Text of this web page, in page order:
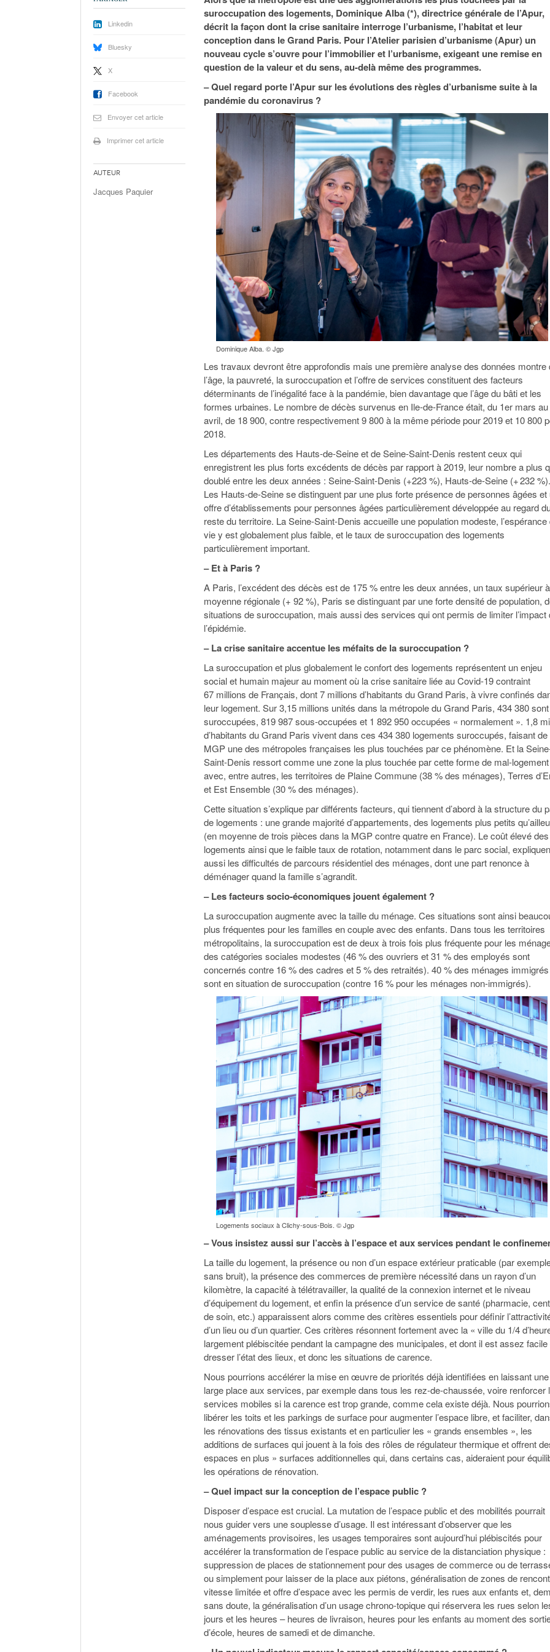
À Paris, les cadres de la tech et de la finance
redessinent le marché de la location de luxe
16 juillet 2026
Saint-Agne immobilier inaugure une nouvelle
résidence à Torcy- 15 juillet 2026
Plus d'articles
janvier 2026
Municipales 2026 : la CCI livre 23
relancer l’économie parisienne - 20
Municipales 2026 : la CCI de
Cahier d’expert à destination des
janvier 2026
Plus d'articles
Exclusif –
feuille de
À Paris, les
redessinent
16 juillet 2026
suroccupation des logements, Dominique Alba (*), directrice générale de l’Apur,
décrit la façon dont la crise sanitaire interroge l’urbanisme, l’habitat et leur
conception dans le Grand Paris. Pour l’Atelier parisien d’urbanisme (Apur) un
nouveau cycle s’ouvre pour l’immobilier et l’urbanisme, exigeant une remise en
question de la valeur et du sens, au-delà même des programmes.
– Quel regard porte l’Apur sur les évolutions des règles d’urbanisme suite à la
pandémie du coronavirus ?
Dominique Alba. © Jgp
Les travaux devront être approfondis mais une première analyse des données montre
l’âge, la pauvreté, la suroccupation et l’offre de services constituent des facteurs
déterminants de l’inégalité face à la pandémie, bien davantage que l’âge du bâti et les
formes urbaines. Le nombre de décès survenus en Ile-de-France était, du 1er mars
avril, de 18 900, contre respectivement 9 800 à la même période pour 2019 et 10 800
2018.
Les départements des Hauts-de-Seine et de Seine-Saint-Denis restent ceux qui
enregistrent les plus forts excédents de décès par rapport à 2019, leur nombre a plus
doublé entre les deux années : Seine-Saint-Denis (+223 %), Hauts-de-Seine (+ 232 %).
Les Hauts-de-Seine se distinguent par une plus forte présence de personnes âgées et
offre d’établissements pour personnes âgées particulièrement développée au regard
reste du territoire. La Seine-Saint-Denis accueille une population modeste, l’espérance
vie y est globalement plus faible, et le taux de suroccupation des logements
particulièrement important.
– Et à Paris ?
A Paris, l’excédent des décès est de 175 % entre les deux années, un taux supérieur
moyenne régionale (+ 92 %), Paris se distinguant par une forte densité de population,
situations de suroccupation, mais aussi des services qui ont permis de limiter l’impact
l’épidémie.
– La crise sanitaire accentue les méfaits de la suroccupation ?
La suroccupation et plus globalement le confort des logements représentent un enjeu
social et humain majeur au moment où la crise sanitaire liée au Covid-19 contraint
67 millions de Français, dont 7 millions d’habitants du Grand Paris, à vivre confinés
leur logement. Sur 3,15 millions unités dans la métropole du Grand Paris, 434 380 sont
suroccupées, 819 987 sous-occupées et 1 892 950 occupées « normalement ». 1,8
d’habitants du Grand Paris vivent dans ces 434 380 logements suroccupés, faisant de
MGP une des métropoles françaises les plus touchées par ce phénomène. Et la
Saint-Denis ressort comme une zone la plus touchée par cette forme de mal-logement
avec, entre autres, les territoires de Plaine Commune (38 % des ménages), Terres
et Est Ensemble (30 % des ménages).
Cette situation s’explique par différents facteurs, qui tiennent d’abord à la structure du
de logements : une grande majorité d’appartements, des logements plus petits
(en moyenne de trois pièces dans la MGP contre quatre en France). Le coût élevé des
logements ainsi que le faible taux de rotation, notamment dans le parc social,
aussi les difficultés de parcours résidentiel des ménages, dont une part renonce à
déménager quand la famille s’agrandit.
– Les facteurs socio-économiques jouent également ?
La suroccupation augmente avec la taille du ménage. Ces situations sont ainsi
plus fréquentes pour les familles en couple avec des enfants. Dans tous les territoires
métropolitains, la suroccupation est de deux à trois fois plus fréquente pour les
des catégories sociales modestes (46 % des ouvriers et 31 % des employés sont
concernés contre 16 % des cadres et 5 % des retraités). 40 % des ménages immigrés
sont en situation de suroccupation (contre 16 % pour les ménages non-immigrés).
Logements sociaux à Clichy-sous-Bois. © Jgp
– Vous insistez aussi sur l’accès à l’espace et aux services pendant le
La taille du logement, la présence ou non d’un espace extérieur praticable (par
sans bruit), la présence des commerces de première nécessité dans un rayon d’un
kilomètre, la capacité à télétravailler, la qualité de la connexion internet et le niveau
d’équipement du logement, et enfin la présence d’un service de santé (pharmacie,
de soin, etc.) apparaissent alors comme des critères essentiels pour définir
d’un lieu ou d’un quartier. Ces critères résonnent fortement avec la « ville du 1/4
largement plébiscitée pendant la campagne des municipales, et dont il est assez facile
dresser l’état des lieux, et donc les situations de carence.
Nous pourrions accélérer la mise en œuvre de priorités déjà identifiées en laissant une
large place aux services, par exemple dans tous les rez-de-chaussée, voire renforcer
services mobiles si la carence est trop grande, comme cela existe déjà. Nous
libérer les toits et les parkings de surface pour augmenter l’espace libre, et faciliter,
les rénovations des tissus existants et en particulier les « grands ensembles », les
additions de surfaces qui jouent à la fois des rôles de régulateur thermique et offrent
espaces en plus » surfaces additionnelles qui, dans certains cas, aideraient pour
les opérations de rénovation.
– Quel impact sur la conception de l’espace public ?
Disposer d’espace est crucial. La mutation de l’espace public et des mobilités pourrait
nous guider vers une souplesse d’usage. Il est intéressant d’observer que les
aménagements provisoires, les usages temporaires sont aujourd’hui plébiscités pour
accélérer la transformation de l’espace public au service de la distanciation physique :
suppression de places de stationnement pour des usages de commerce ou de
ou simplement pour laisser de la place aux piétons, généralisation de zones de
vitesse limitée et offre d’espace avec les permis de verdir, les rues aux enfants et,
sans doute, la généralisation d’un usage chrono-topique qui réservera les rues selon
jours et les heures – heures de livraison, heures pour les enfants au moment des
d’école, heures de samedi et de dimanche.
Linkedin
Bluesky
X
Facebook
Envoyer cet article
Imprimer cet article
Auteur
Jacques Paquier